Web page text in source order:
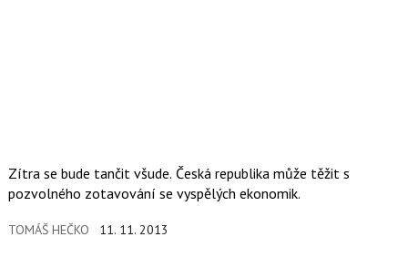
Zítra se bude tančit všude. Česká republika může těžit s
pozvolného zotavování se vyspělých ekonomik.
TOMÁŠ HEČKO 11. 11. 2013